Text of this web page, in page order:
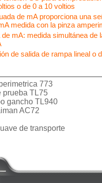
o de 0 a 10 voltios
de mA proporciona una
medida con la pinza
de mA: medida simultánea
de salida de rampa lineal o
773
prueba TL75
gancho TL940
AC72
de transporte